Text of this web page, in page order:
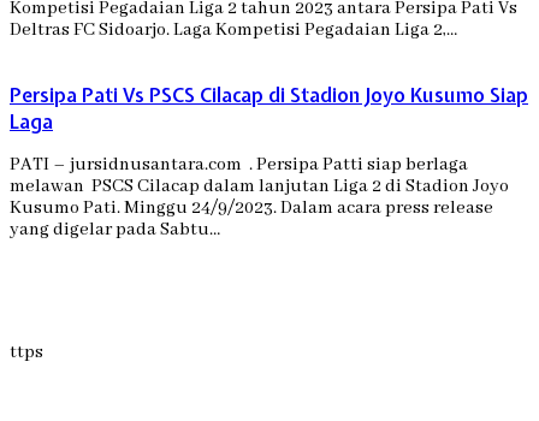
Kompetisi Pegadaian Liga 2 tahun 2023 antara Persipa Pati Vs
Deltras FC Sidoarjo. Laga Kompetisi Pegadaian Liga 2,…
Persipa Pati Vs PSCS Cilacap di Stadion Joyo Kusumo Siap
Laga
PATI – jursidnusantara.com . Persipa Patti siap berlaga
melawan PSCS Cilacap dalam lanjutan Liga 2 di Stadion Joyo
Kusumo Pati. Minggu 24/9/2023. Dalam acara press release
yang digelar pada Sabtu…
ttps